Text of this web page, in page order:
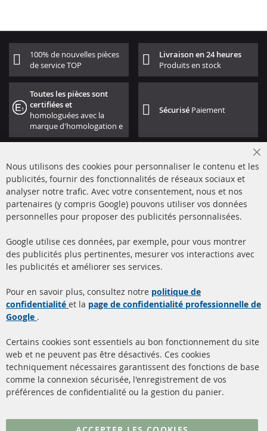
100% de nouvelles pièces
de service TOP
Livraison en 24 heures
Produits en stock
Toutes les pièces sont
certifiées et
homologuées avec la
marque d'homologation e
Sécurisé Paiement
+49 (0) 4533 799000
info@contra-automotive.de
facebook
instagram
Filtres à particules diesel
(FPD)
Catalyseur (CAT)
Capteurs
Matériel de montage
à propos de nous
livraison
Contact
Résilier le contrat
Plus de liens
Nous utilisons des cookies pour personnaliser le contenu et les
publicités, fournir des fonctionnalités de réseaux sociaux et
analyser notre trafic. Avec votre consentement, nous et nos
partenaires (y compris Google) pouvons utiliser vos données
personnelles pour proposer des publicités personnalisées.
Google utilise ces données, par exemple, pour vous montrer
des publicités plus pertinentes, mesurer vos interactions avec
les publicités et améliorer ses services.
Pour en savoir plus, consultez notre politique de
confidentialité et la page de confidentialité professionnelle de
Google .
Certains cookies sont essentiels au bon fonctionnement du site
web et ne peuvent pas être désactivés. Ces cookies
techniquement nécessaires garantissent des fonctions de base
comme la connexion sécurisée, l'enregistrement de vos
préférences de confidentialité ou la gestion du panier.